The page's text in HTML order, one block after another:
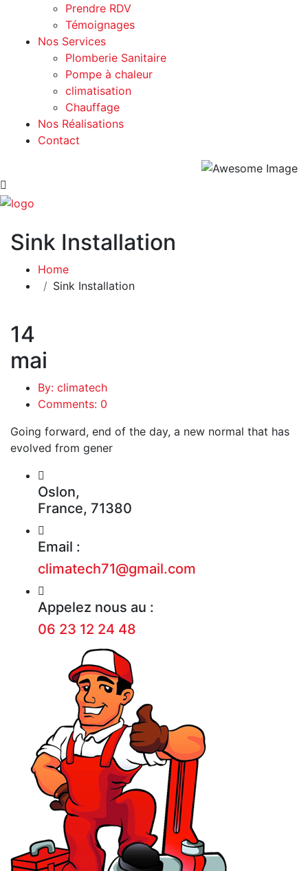
Prendre RDV
Témoignages
Nos Services
Plomberie Sanitaire
Pompe à chaleur
climatisation
Chauffage
Nos Réalisations
Contact
Sink Installation
Home
Sink Installation
14
mai
By: climatech
Comments: 0
Going forward, end of the day, a new normal that has
evolved from gener
Oslon,
France, 71380
Email :
climatech71@gmail.com
Appelez nous au :
06 23 12 24 48